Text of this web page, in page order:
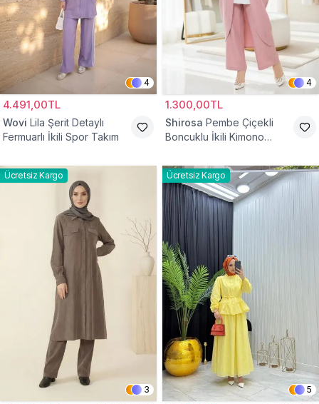
4
4.491,00TL
Wovi Lila Şerit Detaylı
Fermuarlı İkili Spor Takım
4
1.300,00TL
Shirosa Pembe Çiçekli
Boncuklu İkili Kimono
Ücretsiz Kargo
3
Ücretsiz Kargo
5